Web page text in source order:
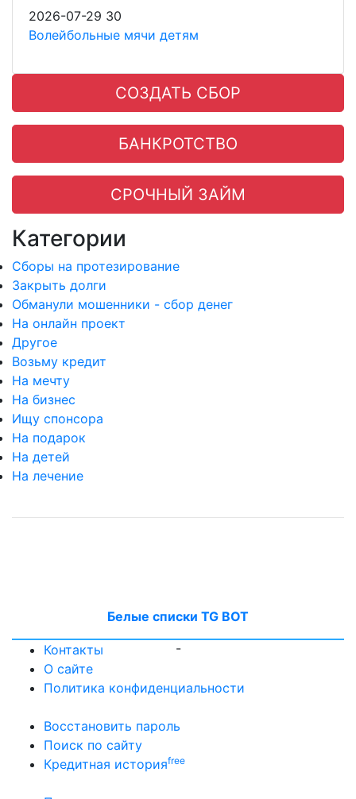
2026-07-29 30
Волейбольные мячи детям
СОЗДАТЬ СБОР
БАНКРОТСТВО
СРОЧНЫЙ ЗАЙМ
Категории
Сборы на протезирование
Закрыть долги
Обманули мошенники - сбор денег
На онлайн проект
Другое
Возьму кредит
На мечту
На бизнес
Ищу спонсора
На подарок
На детей
На лечение
Белые списки TG BOT
-
Контакты
О сайте
Политика конфиденциальности
Восстановить пароль
Поиск по сайту
Кредитная историяfree